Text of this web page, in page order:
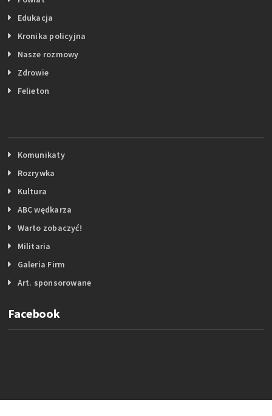
Edukacja
Kronika policyjna
Nasze rozmowy
Zdrowie
Felieton
Komunikaty
Rozrywka
Kultura
ABC wędkarza
Warto zobaczyć!
Militaria
Galeria Firm
Art. sponsorowane
Facebook